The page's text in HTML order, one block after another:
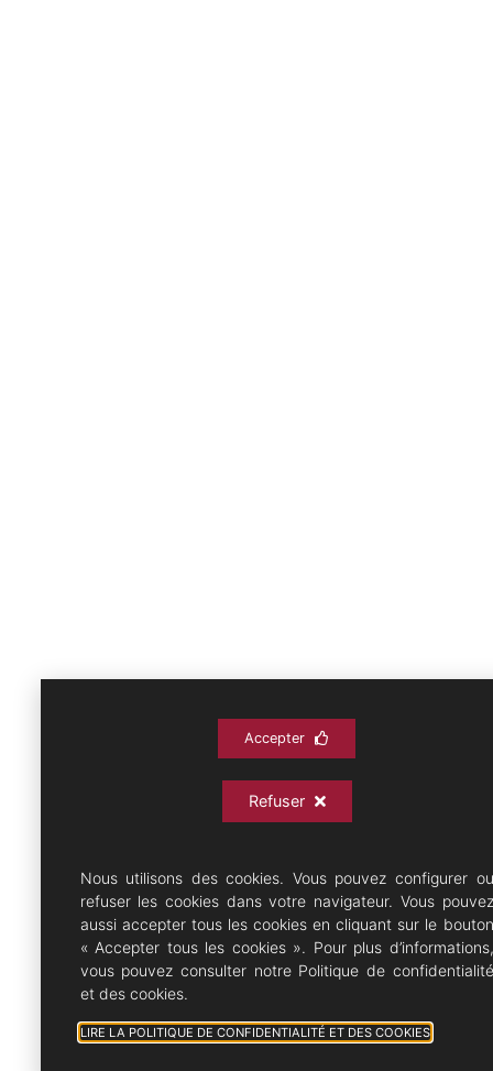
Nous utilisons des cookies. Vous pouvez configurer ou
refuser les cookies dans votre navigateur. Vous pouvez
aussi accepter tous les cookies en cliquant sur le bouton
« Accepter tous les cookies ». Pour plus d’informations,
vous pouvez consulter notre Politique de confidentialité
et des cookies.
LIRE LA POLITIQUE DE CONFIDENTIALITÉ ET DES COOKIES
Accepter
Refuser